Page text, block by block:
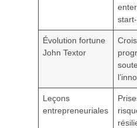
Évolution fortune
John Textor
Leçons
entrepreneuriales